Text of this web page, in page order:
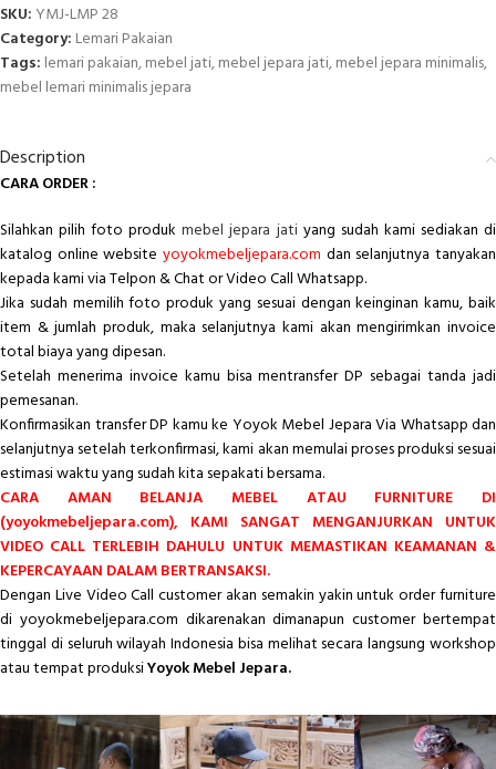
SKU: YMJ-LMP 28
Category: Lemari Pakaian
Tags: lemari pakaian,mebel jati,mebel jepara jati,mebel jepara minimalis,
mebel lemari minimalis jepara
Description
CARA ORDER :
Silahkan pilih foto produkmebel jepara jatiyang sudah kami sediakan di
katalog online website yoyokmebeljepara.com dan selanjutnya tanyakan
kepada kami via Telpon & Chat or Video Call Whatsapp.
Jika sudah memilih foto produk yang sesuai dengan keinginan kamu, baik
item & jumlah produk, maka selanjutnya kami akan mengirimkan invoice
total biaya yang dipesan.
Setelah menerima invoice kamu bisa mentransfer DP sebagai tanda jadi
pemesanan.
Konfirmasikan transfer DP kamu ke Yoyok Mebel Jepara Via Whatsapp dan
selanjutnya setelah terkonfirmasi, kami akan memulai proses produksi sesuai
estimasi waktu yang sudah kita sepakati bersama.
CARA AMAN BELANJA MEBEL ATAU FURNITURE DI
(yoyokmebeljepara.com), KAMI SANGAT MENGANJURKAN UNTUK
VIDEO CALL TERLEBIH DAHULU UNTUK MEMASTIKAN KEAMANAN &
KEPERCAYAAN DALAM BERTRANSAKSI.
Dengan Live Video Call customer akan semakin yakin untuk order furniture
di yoyokmebeljepara.com dikarenakan dimanapun customer bertempat
tinggal di seluruh wilayah Indonesia bisa melihat secara langsung workshop
atau tempat produksiYoyok Mebel Jepara.